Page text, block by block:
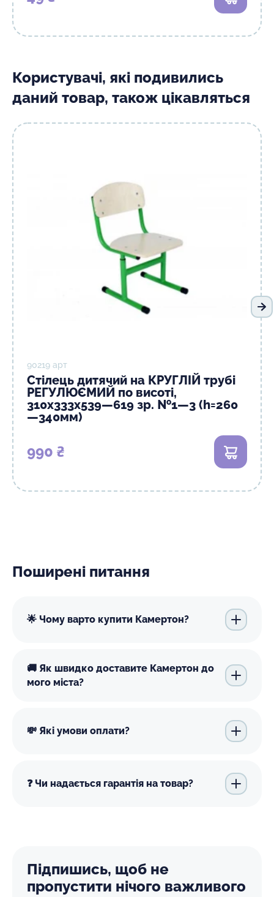
В кошик
Користувачі, які подивились
даний товар, також цікавляться
90219 арт
Стілець дитячий на КРУГЛІЙ трубі
РЕГУЛЮЄМИЙ по висоті,
310х333х539—619 зр. №1—3 (h=260
—340мм)
990 ₴ В кошик
Поширені питання
🌟 Чому варто купити Камертон?
🚚 Як швидко доставите Камертон до
мого міста?
💸 Які умови оплати?
❓ Чи надається гарантія на товар?
Підпишись, щоб не
пропустити нічого важливого